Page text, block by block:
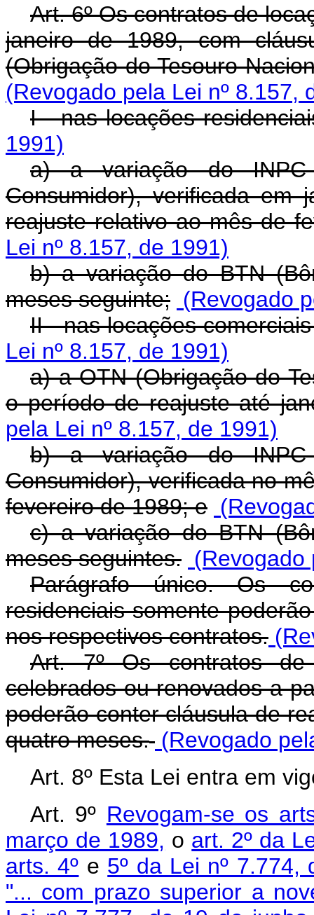
Art. 6º Os contratos de
janeiro de 1989, com
(Obrigação do Tesouro
(Revogado pela Lei nº 8.157,
I - nas locações
1991)
a) a variação do
Consumidor), verificada
reajuste relativo ao mês de
Lei nº 8.157, de 1991)
b) a variação do BTN
meses seguinte; (Revogado
II - nas locações
Lei nº 8.157, de 1991)
a) a OTN (Obrigação do
o período de reajuste até
pela Lei nº 8.157, de 1991)
b) a variação do
Consumidor), verificada no
fevereiro de 1989; e
c) a variação do BTN
meses seguintes. (Revogado
Parágrafo único. Os
residenciais somente
nos respectivos contratos.
Art. 7º Os contratos de
celebrados ou renovados a
poderão conter cláusula de
quatro meses. (Revogado
Art. 8º Esta Lei entra em
Art. 9º Revogam-se os
março de 1989, o art. 2º da
arts. 4º e 5º da Lei nº
"... com prazo superior a